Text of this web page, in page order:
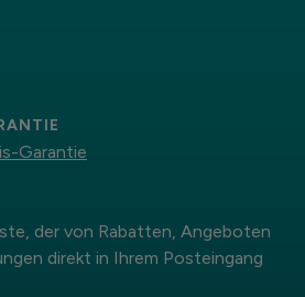
Garantie
der von Rabatten, Angeboten
direkt in Ihrem Posteingang